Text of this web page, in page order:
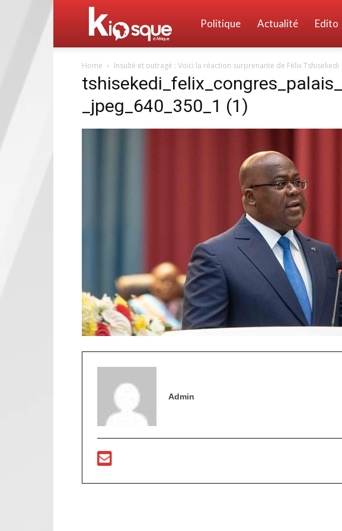
Kiosque
d'Afrique
Politique Actualité Edito
Home Insulté et outragé : Voici la réaction surprenante de Félix Tshisekedi
_jpeg_640_350_1 (1)
Admin